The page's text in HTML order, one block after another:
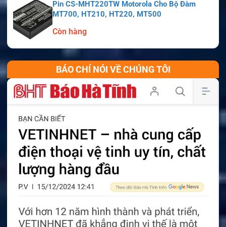
Pin CS-MHT220TW Motorola Cho Bộ Đàm
MT700, HT210, HT220, MT500
Còn hàng
BÁO CHÍ NÓI VỀ CHÚNG TÔI